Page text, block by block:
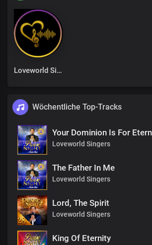
Loveworld Singers
Wöchentliche Top-Tracks
Your Dominion Is For
Loveworld Singers
The Father In Me
Loveworld Singers
Lord, The Spirit
Loveworld Singers
King Of Eternity